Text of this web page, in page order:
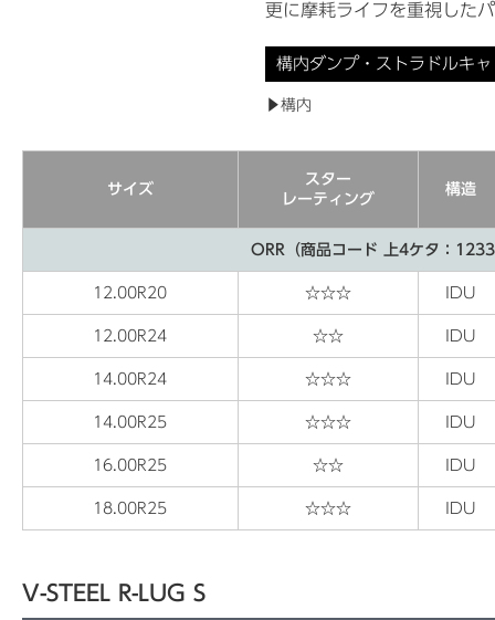
更に摩耗ライフを重視した
構内ダンプ・ストラドルキャ
▶構内
サイズ
スター
レーティング
構造
ORR（商品コード 上4ケタ：
12.00R20 ☆☆☆ IDU
12.00R24 ☆☆ IDU
14.00R24 ☆☆☆ IDU
14.00R25 ☆☆☆ IDU
16.00R25 ☆☆ IDU
18.00R25 ☆☆☆ IDU
V-STEEL R-LUG S